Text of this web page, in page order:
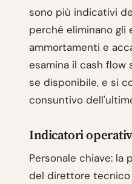
sono più indicativi
perché eliminano gli
ammortamenti e
esamina il cash flow
se disponibile, e si
consuntivo
Indicatori
Personale chiave: la
del direttore tecnico